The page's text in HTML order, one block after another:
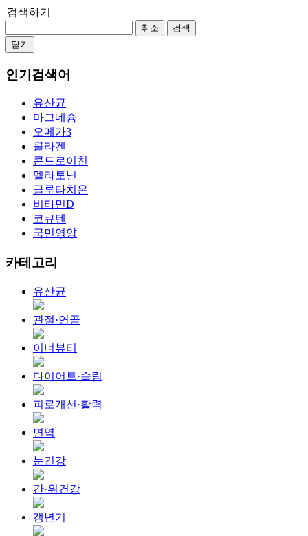
검색하기
취소
검색
닫기
인기검색어
유산균
마그네슘
오메가3
콜라겐
콘드로이친
멜라토닌
글루타치온
비타민D
코큐텐
국민영양
카테고리
유산균
관절·연골
이너뷰티
다이어트·슬림
피로개선·활력
면역
눈건강
간·위건강
갱년기